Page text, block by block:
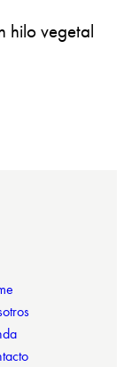
hilo vegetal